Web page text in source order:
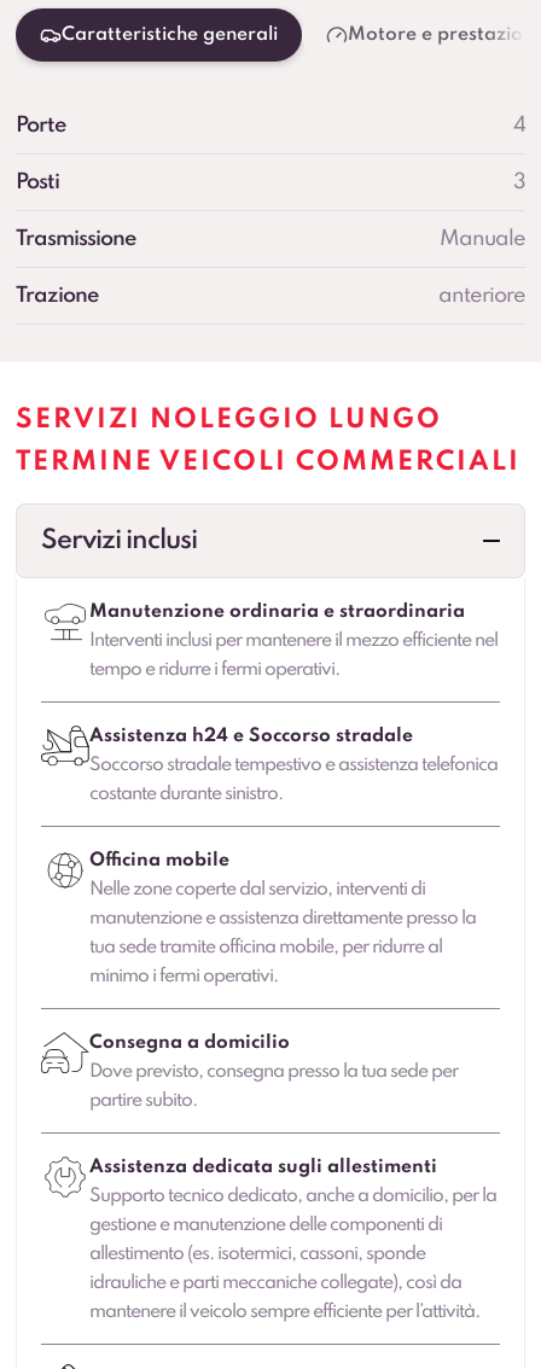
Caratteristiche generali Motore e prestazioni
Porte 4
Posti 3
Trasmissione Manuale
Trazione anteriore
SERVIZI NOLEGGIO LUNGO
TERMINE VEICOLI COMMERCIALI
Servizi inclusi
Manutenzione ordinaria e straordinaria
Interventi inclusi per mantenere il mezzo efficiente nel
tempo e ridurre i fermi operativi.
Assistenza h24 e Soccorso stradale
Soccorso stradale tempestivo e assistenza telefonica
costante durante sinistro.
Officina mobile
Nelle zone coperte dal servizio, interventi di
manutenzione e assistenza direttamente presso la
tua sede tramite officina mobile, per ridurre al
minimo i fermi operativi.
Consegna a domicilio
Dove previsto, consegna presso la tua sede per
partire subito.
Assistenza dedicata sugli allestimenti
Supporto tecnico dedicato, anche a domicilio, per la
gestione e manutenzione delle componenti di
allestimento (es. isotermici, cassoni, sponde
idrauliche e parti meccaniche collegate), così da
mantenere il veicolo sempre efficiente per l’attività.